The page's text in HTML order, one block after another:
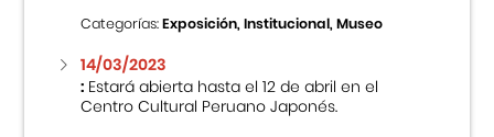
Categorías:Exposición, Institucional, Museo
14/03/2023
:Estará abierta hasta el 12 de abril en el
Centro Cultural Peruano Japonés.